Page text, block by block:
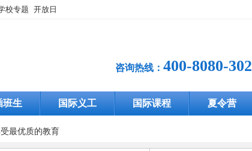
校专题 开放日
咨询热线： 400-8080-302
班生 国际义工 国际课程 夏令营
最优质的教育